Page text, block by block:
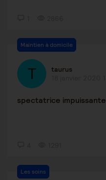
Maintien à domicile
taurus
spectatrice impuissante
Les soins